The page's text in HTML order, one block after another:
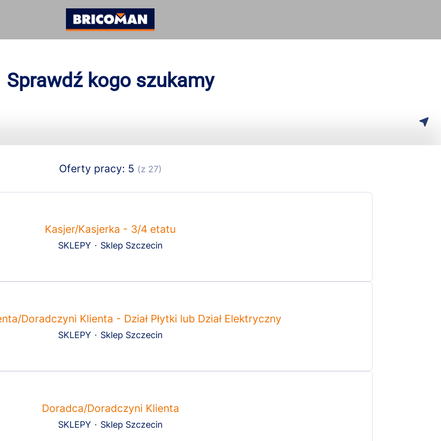
Sprawdź kogo szukamy
Oferty pracy: 5 (z 27)
Kasjer/Kasjerka - 3/4 etatu
SKLEPY · Sklep Szczecin
Doradczyni Klienta - Dział Płytki lub Dział Elektryczny
SKLEPY · Sklep Szczecin
Doradca/Doradczyni Klienta
SKLEPY · Sklep Szczecin